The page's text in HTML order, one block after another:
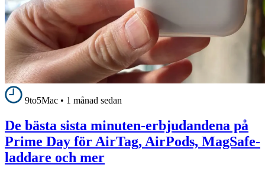
9to5Mac • 1 månad sedan
De bästa sista minuten-erbjudandena på
Prime Day för AirTag, AirPods, MagSafe-
laddare och mer